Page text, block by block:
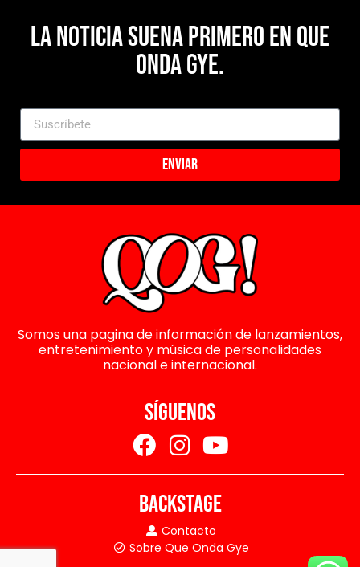
La noticia suena primero en Que
Onda Gye.
Enviar
Somos una pagina de información de lanzamientos,
entretenimiento y música de personalidades
nacional e internacional.
SÍGUENOS
BACKSTAGE
Contacto
Sobre Que Onda Gye